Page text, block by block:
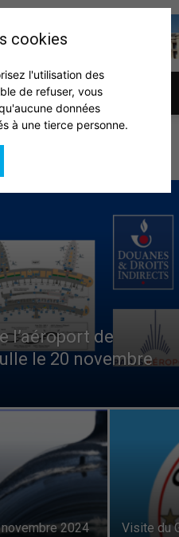
Association
auditeurs
IHEDN
Paris
l’aéroport de
le 20 novembre
2024 Visite du
cookies
l'utilisation des
de refuser, vous
données
à une tierce personne.